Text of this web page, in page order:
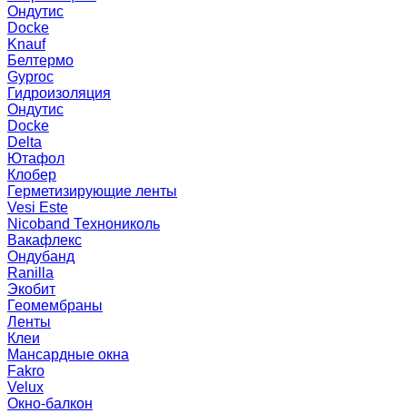
Ондутис
Docke
Knauf
Белтермо
Gyproc
Гидроизоляция
Ондутис
Docke
Delta
Ютафол
Клобер
Герметизирующие ленты
Vesi Este
Nicoband Технониколь
Вакафлекс
Ондубанд
Ranilla
Экобит
Геомембраны
Ленты
Клеи
Мансардные окна
Fakro
Velux
Окно-балкон